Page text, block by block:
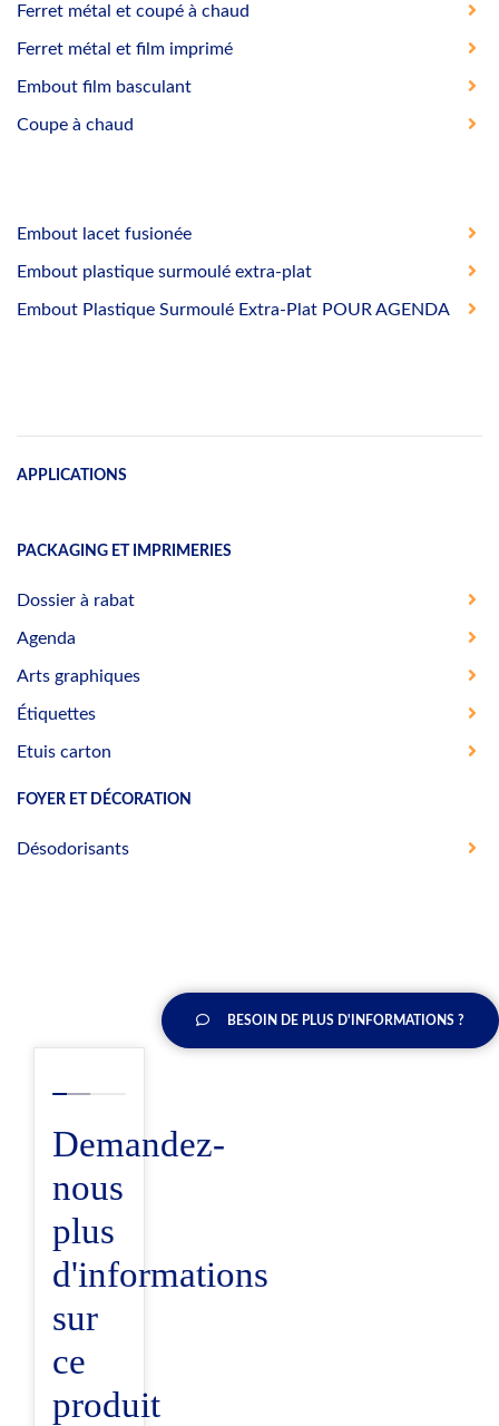
Ferret métal et coupé à chaud
Ferret métal et film imprimé
Embout film basculant
Coupe à chaud
Embout lacet fusionée
Embout plastique surmoulé extra-plat
Embout Plastique Surmoulé Extra-Plat POUR AGENDA
APPLICATIONS
PACKAGING ET IMPRIMERIES
Dossier à rabat
Agenda
Arts graphiques
Étiquettes
Etuis carton
FOYER ET DÉCORATION
Désodorisants
BESOIN DE PLUS D'INFORMATIONS ?
Demandez-
nous
plus
d'informations
sur
ce
produit